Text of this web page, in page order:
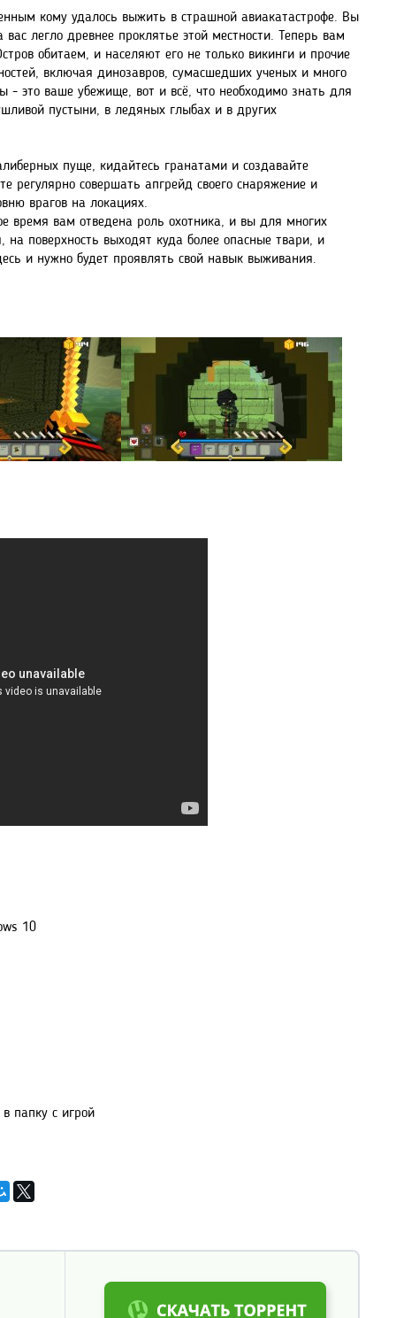
кому удалось выжить в страшной авиакатастрофе. Вы
легло древнее проклятье этой местности. Теперь вам
обитаем, и населяют его не только викинги и прочие
включая динозавров, сумасшедших ученых и много
- это ваше убежище, вот и всё, что необходимо знать для
пустыни, в ледяных глыбах и в других
пуще, кидайтесь гранатами и создавайте
регулярно совершать апгрейд своего снаряжение и
врагов на локациях.
время вам отведена роль охотника, и вы для многих
на поверхность выходят куда более опасные твари, и
и нужно будет проявлять свой навык выживания.
10
папку с игрой